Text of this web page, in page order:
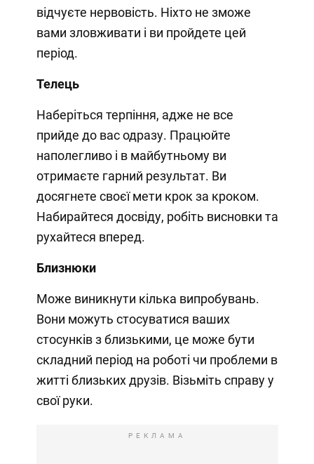
відчуєте нервовість. Ніхто не зможе
вами зловживати і ви пройдете цей
період.
Телець
Наберіться терпіння, адже не все
прийде до вас одразу. Працюйте
наполегливо і в майбутньому ви
отримаєте гарний результат. Ви
досягнете своєї мети крок за кроком.
Набирайтеся досвіду, робіть висновки та
рухайтеся вперед.
Близнюки
Може виникнути кілька випробувань.
Вони можуть стосуватися ваших
стосунків з близькими, це може бути
складний період на роботі чи проблеми в
житті близьких друзів. Візьміть справу у
свої руки.
РЕКЛАМА